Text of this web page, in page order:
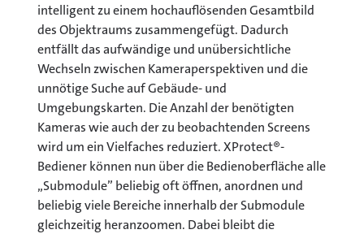
intelligent zu einem hochauflösenden Gesamtbild
des Objektraums zusammengefügt. Dadurch
entfällt das aufwändige und unübersichtliche
Wechseln zwischen Kameraperspektiven und die
unnötige Suche auf Gebäude- und
Umgebungskarten. Die Anzahl der benötigten
Kameras wie auch der zu beobachtenden Screens
wird um ein Vielfaches reduziert. XProtect®-
Bediener können nun über die Bedienoberfläche alle
„Submodule” beliebig oft öffnen, anordnen und
beliebig viele Bereiche innerhalb der Submodule
gleichzeitig heranzoomen. Dabei bleibt die